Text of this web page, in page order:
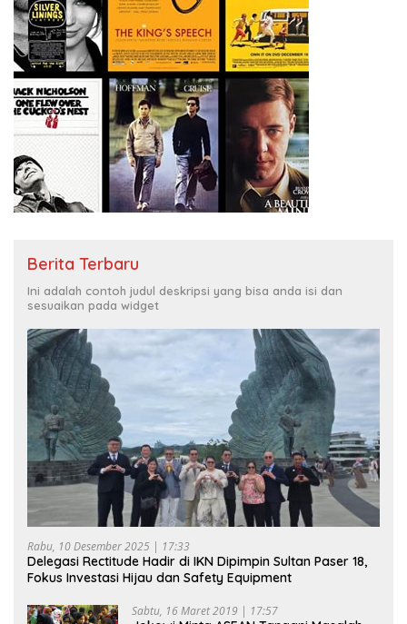
Berita Terbaru
Ini adalah contoh judul deskripsi yang bisa anda isi dan
sesuaikan pada widget
Rabu, 10 Desember 2025 | 17:33
Delegasi Rectitude Hadir di IKN Dipimpin Sultan Paser 18,
Fokus Investasi Hijau dan Safety Equipment
Sabtu, 16 Maret 2019 | 17:57